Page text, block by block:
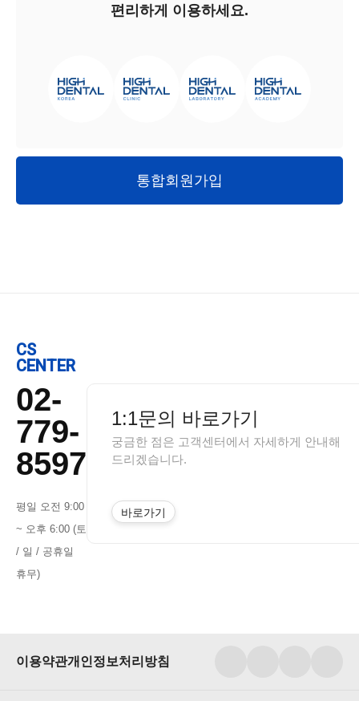
편리하게 이용하세요.
통합회원가입
CS
CENTER
02-
779-
8597
평일 오전 9:00
~ 오후 6:00 (토
/ 일 / 공휴일
휴무)
1:1문의 바로가기
궁금한 점은 고객센터에서 자세하게 안내해
드리겠습니다.
바로가기
이용약관개인정보처리방침